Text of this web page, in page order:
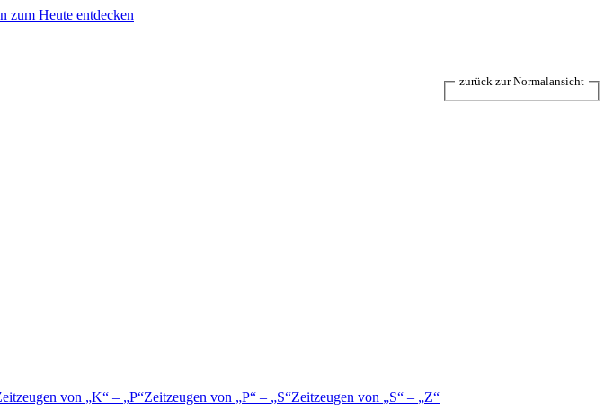
zum Heute entdecken
von K – P Zeitzeugen von P – S Zeitzeugen von S –
Z
zurück zur Normalansicht